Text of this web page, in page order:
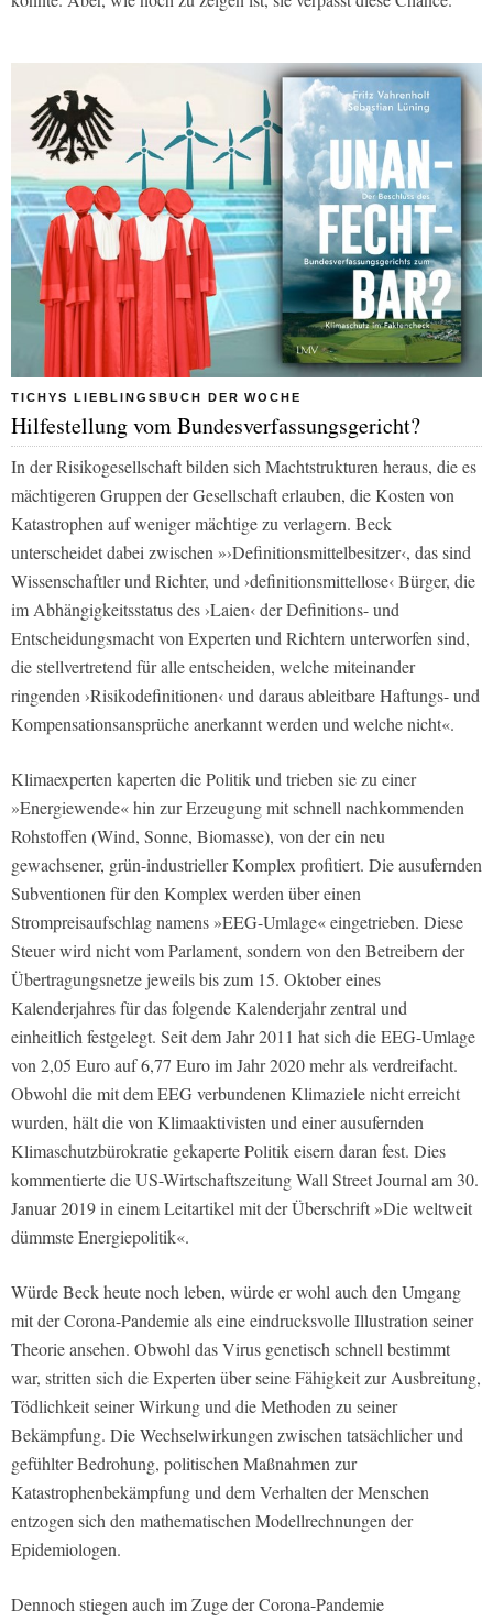
TICHYS LIEBLINGSBUCH DER WOCHE
Hilfestellung vom Bundesverfassungsgericht?
In der Risikogesellschaft bilden sich Machtstrukturen heraus, die es
mächtigeren Gruppen der Gesellschaft erlauben, die Kosten von
Katastrophen auf weniger mächtige zu verlagern. Beck
unterscheidet dabei zwischen »›Definitionsmittelbesitzer‹, das sind
Wissenschaftler und Richter, und ›definitionsmittellose‹ Bürger, die
im Abhängigkeitsstatus des ›Laien‹ der Definitions- und
Entscheidungsmacht von Experten und Richtern unterworfen sind,
die stellvertretend für alle entscheiden, welche miteinander
ringenden ›Risikodefinitionen‹ und daraus ableitbare Haftungs- und
Kompensationsansprüche anerkannt werden und welche nicht«.
Klimaexperten kaperten die Politik und trieben sie zu einer
»Energiewende« hin zur Erzeugung mit schnell nachkommenden
Rohstoffen (Wind, Sonne, Biomasse), von der ein neu
gewachsener, grün-industrieller Komplex profitiert. Die ausufernden
Subventionen für den Komplex werden über einen
Strompreisaufschlag namens »EEG-Umlage« eingetrieben. Diese
Steuer wird nicht vom Parlament, sondern von den Betreibern der
Übertragungsnetze jeweils bis zum 15. Oktober eines
Kalenderjahres für das folgende Kalenderjahr zentral und
einheitlich festgelegt. Seit dem Jahr 2011 hat sich die EEG-Umlage
von 2,05 Euro auf 6,77 Euro im Jahr 2020 mehr als verdreifacht.
Obwohl die mit dem EEG verbundenen Klimaziele nicht erreicht
wurden, hält die von Klimaaktivisten und einer ausufernden
Klimaschutzbürokratie gekaperte Politik eisern daran fest. Dies
kommentierte die US-Wirtschaftszeitung Wall Street Journal am 30.
Januar 2019 in einem Leitartikel mit der Überschrift »Die weltweit
dümmste Energiepolitik«.
Würde Beck heute noch leben, würde er wohl auch den Umgang
mit der Corona-Pandemie als eine eindrucksvolle Illustration seiner
Theorie ansehen. Obwohl das Virus genetisch schnell bestimmt
war, stritten sich die Experten über seine Fähigkeit zur Ausbreitung,
Tödlichkeit seiner Wirkung und die Methoden zu seiner
Bekämpfung. Die Wechselwirkungen zwischen tatsächlicher und
gefühlter Bedrohung, politischen Maßnahmen zur
Katastrophenbekämpfung und dem Verhalten der Menschen
entzogen sich den mathematischen Modellrechnungen der
Epidemiologen.
Dennoch stiegen auch im Zuge der Corona-Pandemie